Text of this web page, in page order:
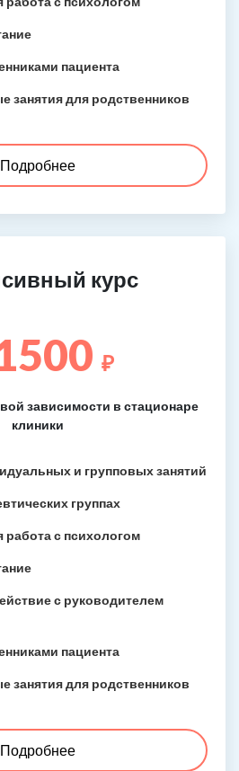
пациента
занятия для родственников
Подробнее
курс
₽
зависимости в стационаре
клиники
и групповых занятий
группах
с психологом
с руководителем
пациента
занятия для родственников
Подробнее